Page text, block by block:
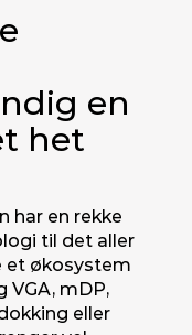
en
het
har en rekke
til det aller
et økosystem
VGA, mDP,
eller